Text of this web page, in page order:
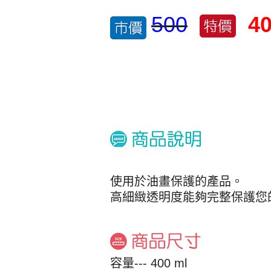
500
使用於油畫保護的產品。
高細緻透明度能夠完整保護您
容量--- 400 ml